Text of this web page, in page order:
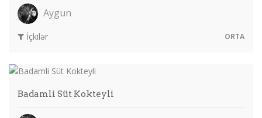
Aygun
İçkilər ORTA
Badamli Süt Kokteyli